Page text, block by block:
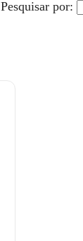
Pesquisar por: